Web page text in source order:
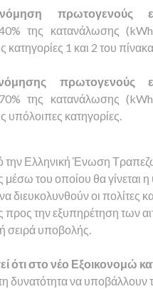
πρωτογενούς
της κατανάλωσης
κατηγορίες 1 και 2 του
πρωτογενούς
της κατανάλωσης
υπόλοιπες κατηγορίες.
Ελληνική Ένωση
του οποίου θα γίνεται
διευκολυνθούν οι πολίτες
προς την εξυπηρέτηση των
σειρά υποβολής.
ότι στο νέο Εξοικονομώ
δυνατότητα να υποβάλλουν